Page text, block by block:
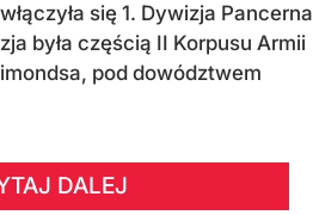
się 1. Dywizja Pancerna
była częścią II Korpusu Armii
pod dowództwem
DALEJ